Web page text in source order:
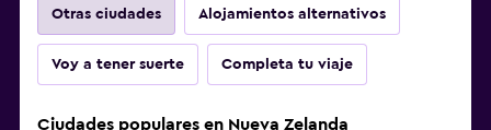
Otras ciudades Alojamientos alternativos
Voy a tener suerte Completa tu viaje
Ciudades populares en Nueva Zelanda